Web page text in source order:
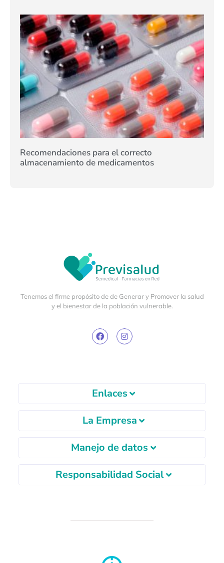
Recomendaciones para el correcto
almacenamiento de medicamentos
Tenemos el firme propósito de de Generar y Promover la salud
y el bienestar de la población vulnerable.
Enlaces
La Empresa
Manejo de datos
Responsabilidad Social